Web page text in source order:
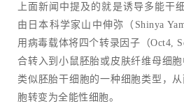
上面新闻中提及的就是诱导多能干
由日本科学家山中伸弥（Shinya
用病毒载体将四个转录因子（Oct4,
合转入到小鼠胚胎或皮肤纤维母细
类似胚胎干细胞的一种细胞类型，
胞转变为全能性细胞。